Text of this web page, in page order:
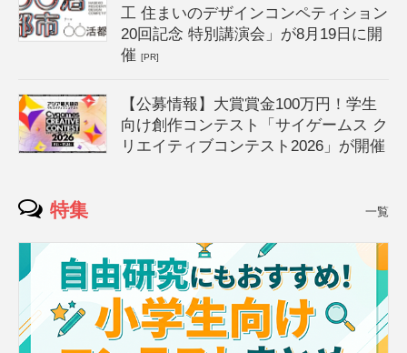
工 住まいのデザインコンペティション
20回記念 特別講演会」が8月19日に開
催[PR]
【公募情報】大賞賞金100万円！学生
向け創作コンテスト「サイゲームス ク
リエイティブコンテスト2026」が開催
特集 一覧